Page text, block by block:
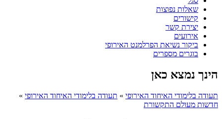
שאלות נפוצות
קישורים
יצירת קשר
אירועים
ביקור נשיאת הפרלמנט האירופי
בוגרים מספרים
הינך נמצא כאן
תעודה בלימודי האיחוד האירופי » תעודה בלימודי האיחוד האירופי »
חדשות מעולם התקשורת